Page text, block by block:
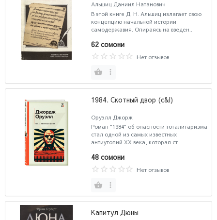
Альшиц Даниил Натанович
В этой книге Д. Н. Альшиц излагает свою
концепцию начальной истории
самодержавия. Опираясь на введен..
62 сомони
Нет отзывов
1984. Скотный двор (c&l)
Оруэлл Джорж
Роман "1984" об опасности тоталитаризма
стал одной из самых известных
антиутопий XX века, которая ст..
48 сомони
Нет отзывов
Капитул Дюны